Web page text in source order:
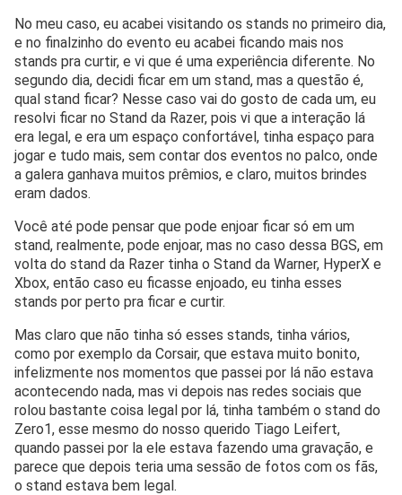
No meu caso, eu acabei visitando os stands no primeiro dia,
e no finalzinho do evento eu acabei ficando mais nos
stands pra curtir, e vi que é uma experiência diferente. No
segundo dia, decidi ficar em um stand, mas a questão é,
qual stand ficar? Nesse caso vai do gosto de cada um, eu
resolvi ficar no Stand da Razer, pois vi que a interação lá
era legal, e era um espaço confortável, tinha espaço para
jogar e tudo mais, sem contar dos eventos no palco, onde
a galera ganhava muitos prêmios, e claro, muitos brindes
eram dados.
Você até pode pensar que pode enjoar ficar só em um
stand, realmente, pode enjoar, mas no caso dessa BGS, em
volta do stand da Razer tinha o Stand da Warner, HyperX e
Xbox, então caso eu ficasse enjoado, eu tinha esses
stands por perto pra ficar e curtir.
Mas claro que não tinha só esses stands, tinha vários,
como por exemplo da Corsair, que estava muito bonito,
infelizmente nos momentos que passei por lá não estava
acontecendo nada, mas vi depois nas redes sociais que
rolou bastante coisa legal por lá, tinha também o stand do
Zero1, esse mesmo do nosso querido Tiago Leifert,
quando passei por la ele estava fazendo uma gravação, e
parece que depois teria uma sessão de fotos com os fãs,
o stand estava bem legal.